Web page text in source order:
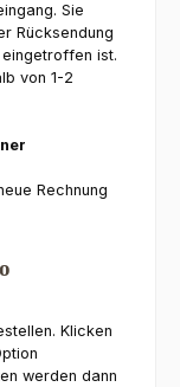
Sie
Rücksendung
ist.
von 1-2
Rechnung
Klicken
werden dann